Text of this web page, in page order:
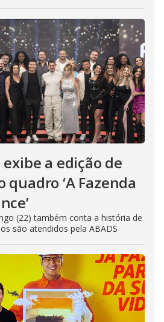
exibe a edição de
quadro ‘A Fazenda
(22) também conta a história de
são atendidos pela ABADS